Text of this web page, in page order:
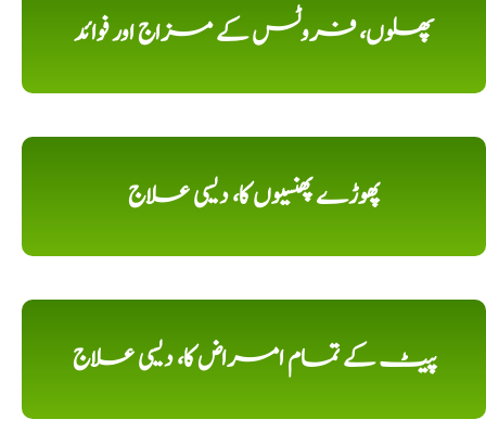
پھلوں، فروٹس کے مزاج اور فوائد
پھوڑے پھنسیوں کا، دیسی علاج
پیٹ کے تمام امراض کا، دیسی علاج